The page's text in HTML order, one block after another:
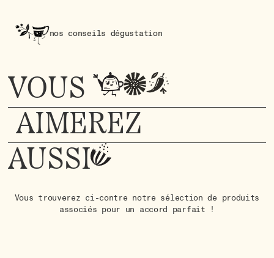
conseils dégustation
VOUS
AIMEREZ
AUSSI
Vous trouverez ci-contre notre sélection de produits
associés pour un accord parfait !